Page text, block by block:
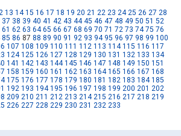
13 14 15 16 17 18 19 20 21 22 23 24 25 26 27 28
37 38 39 40 41 42 43 44 45 46 47 48 49 50 51 52
61 62 63 64 65 66 67 68 69 70 71 72 73 74 75 76
85 86 87 88 89 90 91 92 93 94 95 96 97 98 99 100
107 108 109 110 111 112 113 114 115 116 117
124 125 126 127 128 129 130 131 132 133 134
141 142 143 144 145 146 147 148 149 150 151
158 159 160 161 162 163 164 165 166 167 168
175 176 177 178 179 180 181 182 183 184 185
192 193 194 195 196 197 198 199 200 201 202
209 210 211 212 213 214 215 216 217 218 219
226 227 228 229 230 231 232 233